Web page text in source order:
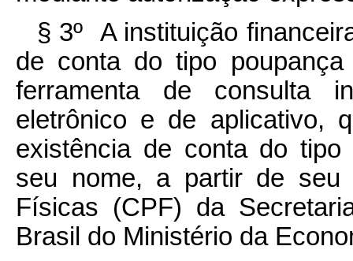
§ 3º A instituição
de conta do tipo
ferramenta de consulta
eletrônico e de aplicativo,
existência de conta do
seu nome, a partir de seu
Físicas (CPF) da
Brasil do Ministério da